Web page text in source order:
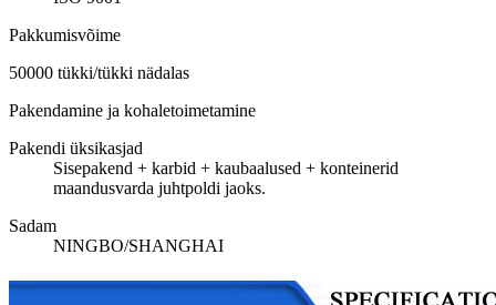
Pakkumisvõime
50000 tükki/tükki nädalas
Pakendamine ja kohaletoimetamine
Pakendi üksikasjad
Sisepakend + karbid + kaubaalused + konteinerid
maandusvarda juhtpoldi jaoks.
Sadam
NINGBO/SHANGHAI